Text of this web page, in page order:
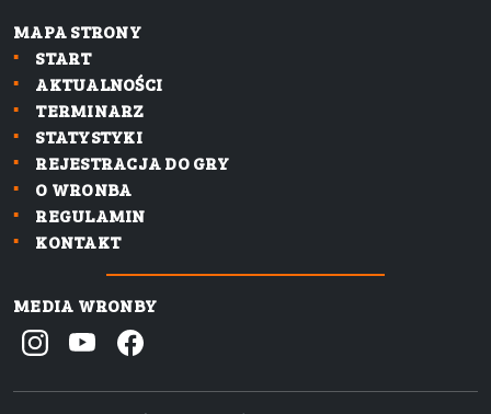
MAPA STRONY
START
AKTUALNOŚCI
TERMINARZ
STATYSTYKI
REJESTRACJA DO GRY
O WRONBA
REGULAMIN
KONTAKT
MEDIA WRONBY